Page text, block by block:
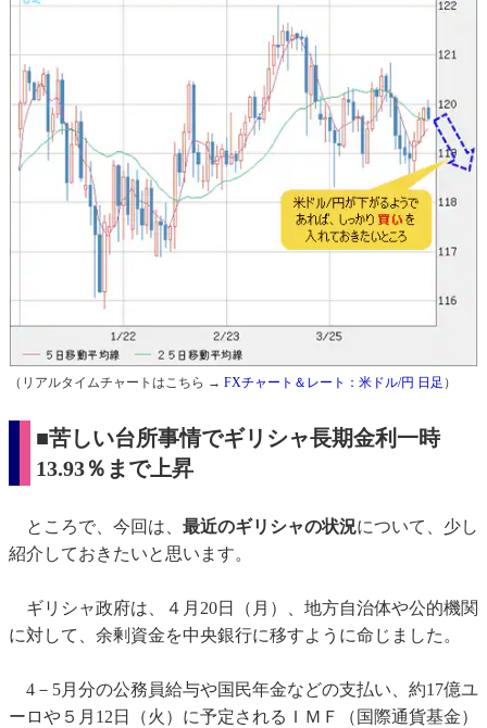
（リアルタイムチャートはこちら → FXチャート＆レート：米ドル/円 日足 ）
■苦しい台所事情でギリシャ長期金利一時
13.93％まで上昇
ところで、今回は、 最近のギリシャの状況について、少し
紹介しておきたいと思います。
ギリシャ政府は、４月20日（月）、地方自治体や公的機関
に対して、余剰資金を中央銀行に移すように命じました。
4－5月分の公務員給与や国民年金などの支払い、約17億ユ
ーロや５月12日（火）に予定されるＩＭＦ（国際通貨基金）